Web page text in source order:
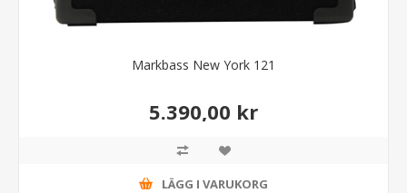
Markbass New York 121
5.390,00 kr
LÄGG I VARUKORG